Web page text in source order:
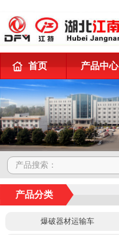
首页 产品中心
产品搜索：
产品分类
爆破器材运输车